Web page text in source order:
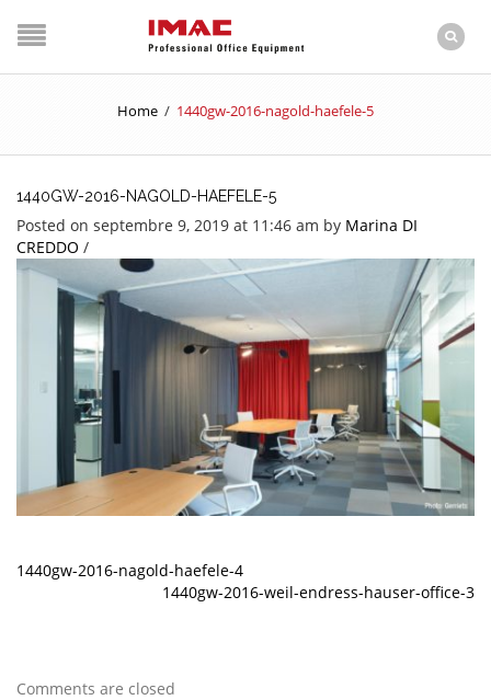
Home / 1440gw-2016-nagold-haefele-5
1440GW-2016-NAGOLD-HAEFELE-5
Posted on septembre 9, 2019 at 11:46 am by Marina DI
CREDDO /
1440gw-2016-nagold-haefele-4
1440gw-2016-weil-endress-hauser-office-3
Comments are closed